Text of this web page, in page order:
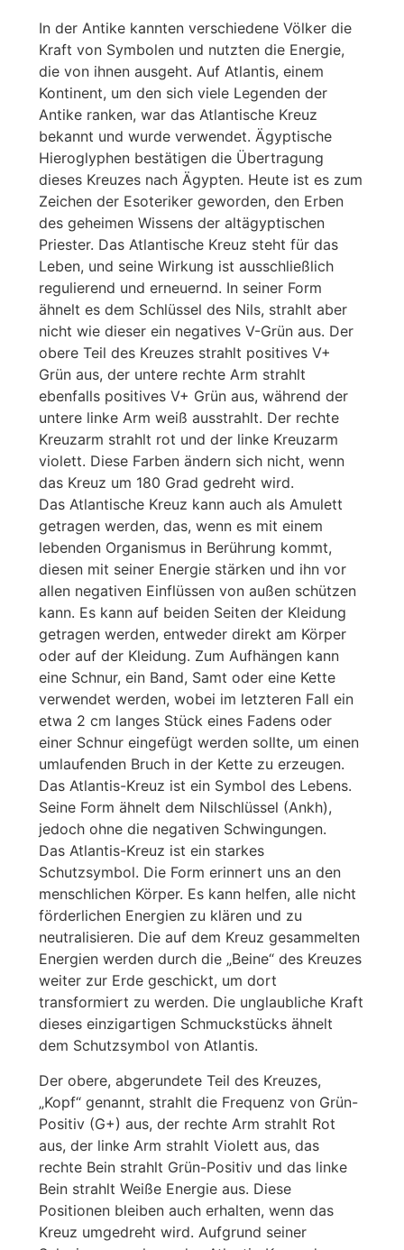
In der Antike kannten verschiedene Völker die
Kraft von Symbolen und nutzten die Energie,
die von ihnen ausgeht. Auf Atlantis, einem
Kontinent, um den sich viele Legenden der
Antike ranken, war das Atlantische Kreuz
bekannt und wurde verwendet. Ägyptische
Hieroglyphen bestätigen die Übertragung
dieses Kreuzes nach Ägypten. Heute ist es zum
Zeichen der Esoteriker geworden, den Erben
des geheimen Wissens der altägyptischen
Priester. Das Atlantische Kreuz steht für das
Leben, und seine Wirkung ist ausschließlich
regulierend und erneuernd. In seiner Form
ähnelt es dem Schlüssel des Nils, strahlt aber
nicht wie dieser ein negatives V-Grün aus. Der
obere Teil des Kreuzes strahlt positives V+
Grün aus, der untere rechte Arm strahlt
ebenfalls positives V+ Grün aus, während der
untere linke Arm weiß ausstrahlt. Der rechte
Kreuzarm strahlt rot und der linke Kreuzarm
violett. Diese Farben ändern sich nicht, wenn
das Kreuz um 180 Grad gedreht wird.
Das Atlantische Kreuz kann auch als Amulett
getragen werden, das, wenn es mit einem
lebenden Organismus in Berührung kommt,
diesen mit seiner Energie stärken und ihn vor
allen negativen Einflüssen von außen schützen
kann. Es kann auf beiden Seiten der Kleidung
getragen werden, entweder direkt am Körper
oder auf der Kleidung. Zum Aufhängen kann
eine Schnur, ein Band, Samt oder eine Kette
verwendet werden, wobei im letzteren Fall ein
etwa 2 cm langes Stück eines Fadens oder
einer Schnur eingefügt werden sollte, um einen
umlaufenden Bruch in der Kette zu erzeugen.
Das Atlantis-Kreuz ist ein Symbol des Lebens.
Seine Form ähnelt dem Nilschlüssel (Ankh),
jedoch ohne die negativen Schwingungen.
Das Atlantis-Kreuz ist ein starkes
Schutzsymbol. Die Form erinnert uns an den
menschlichen Körper. Es kann helfen, alle nicht
förderlichen Energien zu klären und zu
neutralisieren. Die auf dem Kreuz gesammelten
Energien werden durch die „Beine“ des Kreuzes
weiter zur Erde geschickt, um dort
transformiert zu werden. Die unglaubliche Kraft
dieses einzigartigen Schmuckstücks ähnelt
dem Schutzsymbol von Atlantis.
Der obere, abgerundete Teil des Kreuzes,
„Kopf“ genannt, strahlt die Frequenz von Grün-
Positiv (G+) aus, der rechte Arm strahlt Rot
aus, der linke Arm strahlt Violett aus, das
rechte Bein strahlt Grün-Positiv und das linke
Bein strahlt Weiße Energie aus. Diese
Positionen bleiben auch erhalten, wenn das
Kreuz umgedreht wird. Aufgrund seiner